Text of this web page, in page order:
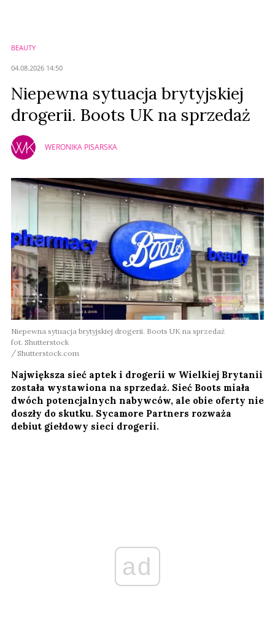
BEAUTY
04.08.2026 14:50
Niepewna sytuacja brytyjskiej
drogerii. Boots UK na sprzedaż
WERONIKA PISARSKA
Niepewna sytuacja brytyjskiej drogerii. Boots UK na sprzedaż
fot. Shutterstock
Shutterstock.com
Największa sieć aptek i drogerii w Wielkiej Brytanii
została wystawiona na sprzedaż. Sieć Boots miała
dwóch potencjalnych nabywców, ale obie oferty nie
doszły do skutku. Sycamore Partners rozważa
debiut giełdowy sieci drogerii.
ad